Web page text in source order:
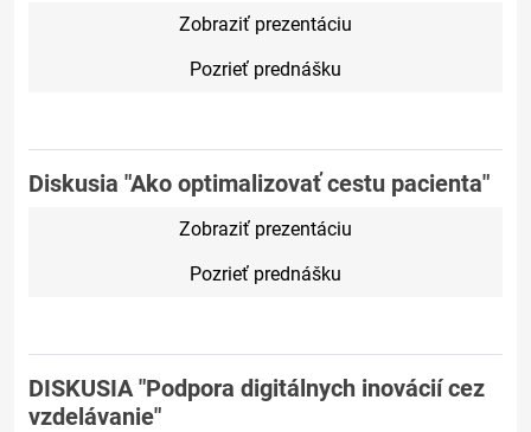
Zobraziť prezentáciu
Pozrieť prednášku
Diskusia "Ako optimalizovať cestu pacienta"
Zobraziť prezentáciu
Pozrieť prednášku
DISKUSIA "Podpora digitálnych inovácií cez
vzdelávanie"